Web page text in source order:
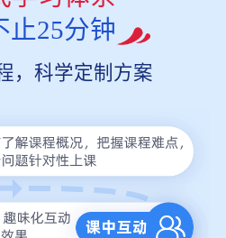
止25分钟
，科学定制方案